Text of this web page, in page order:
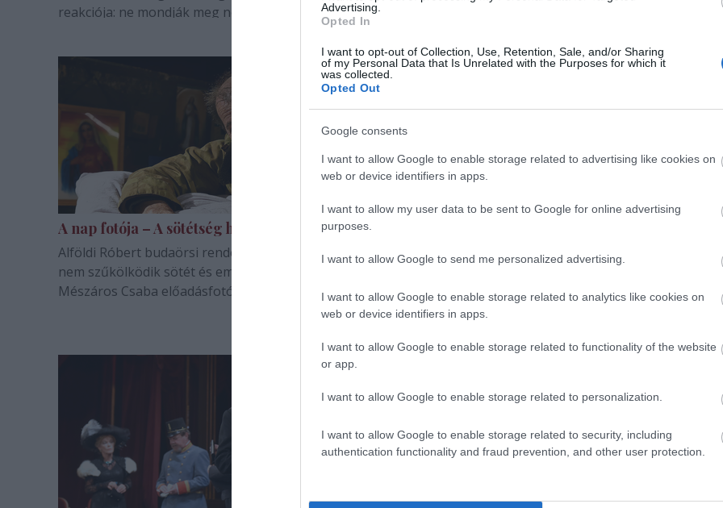
Advertising.
Opted In
I want to opt-out of Collection, Use, Retention, Sale, and/or Sharing
of my Personal Data that Is Unrelated with the Purposes for which it
was collected.
Opted Out
Google consents
I want to allow Google to enable storage related to advertising like cookies on
web or device identifiers in apps.
I want to allow my user data to be sent to Google for online advertising
purposes.
I want to allow Google to send me personalized advertising.
I want to allow Google to enable storage related to analytics like cookies on
web or device identifiers in apps.
I want to allow Google to enable storage related to functionality of the website
or app.
I want to allow Google to enable storage related to personalization.
I want to allow Google to enable storage related to security, including
authentication functionality and fraud prevention, and other user protection.
reakciója: ne mondják meg neki, kit küldjön el.
Harlem, amely két nap alatt nyolc táncművet ad elő.
A nap fotója – A sötétség hatalmáról
Alföldi Róbert budaörsi rendezése szemmel láthatóan
nem szűkölködik sötét és emberi tónusokban.
Mészáros Csaba előadásfotói.
Pásztor Erzsit, aki 81 évesen is rendszeresen
168 óra kérdezte az aktív nyugdíjas élet
mindennapjairól, örömeiről és esetleges bánatáról.